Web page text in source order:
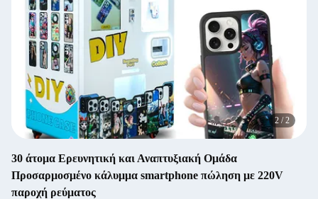
2 /2
30 άτομα Ερευνητική και Αναπτυξιακή Ομάδα
Προσαρμοσμένο κάλυμμα smartphone πώληση με 220V
παροχή ρεύματος